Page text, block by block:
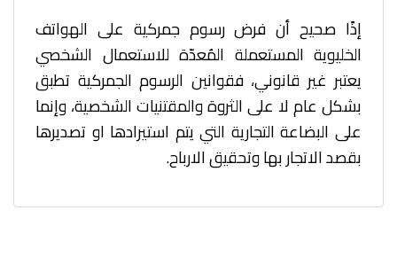
إذًا صحيح أن فرض رسوم جمركية على الهواتف
الخليوية المستعملة المُعدّة للاستعمال الشخصي
يعتبر غير قانوني، فقوانين الرسوم الجمركية تطبق
بشكل عام لا على الثروة والمقتنيات الشخصية، وإنما
على البضاعة التجارية التي يتم استيرادها او تصديرها
بقصد الاتجار بها وتحقيق الارباح.